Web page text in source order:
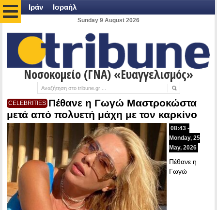
Ιράν Ισραήλ
Sunday 9 August 2026
Νοσοκομείο (ΓΝΑ) «Ευαγγελισμός»
CELEBRITIES Πέθανε η Γωγώ Μαστροκώστα
μετά από πολυετή μάχη με τον καρκίνο
08:43 -
Monday, 25
May, 2026
Πέθανε η
Γωγώ